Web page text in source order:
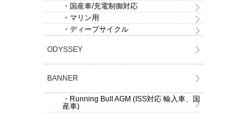
・国産車/充電制御対応
・マリン用
・ディープサイクル
ODYSSEY
BANNER
・Running Bull AGM (ISS対応 輸入車、国
産車)